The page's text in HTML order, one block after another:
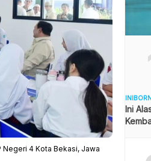
4 Kota Bekasi, Jawa
Ini